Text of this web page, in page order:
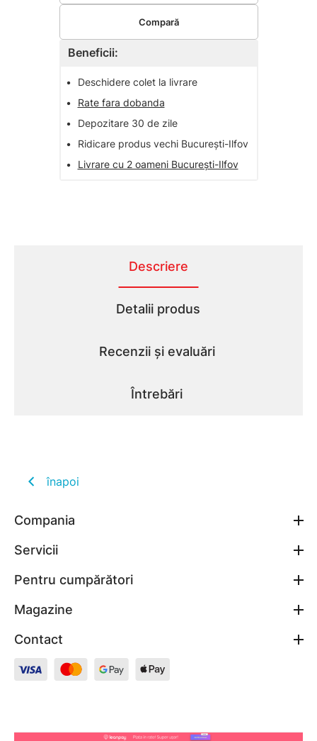
Beneficii:
•
Deschidere colet la livrare
•
Rate fara dobanda
•
Depozitare 30 de zile
•
Ridicare produs vechi București-Ilfov
•
Livrare cu 2 oameni București-Ilfov
Compară
Descriere
Detalii produs
Recenzii și evaluări
Întrebări
înapoi
Compania
Servicii
Pentru cumpărători
Magazine
Contact